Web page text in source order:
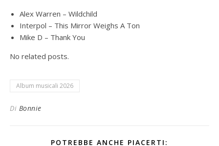
Alex Warren – Wildchild
Interpol – This Mirror Weighs A Ton
Mike D – Thank You
No related posts.
Album musicali 2026
Di Bonnie
POTREBBE ANCHE PIACERTI: